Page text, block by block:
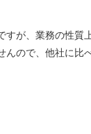
が、業務の性質
ので、他社に比